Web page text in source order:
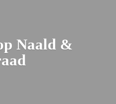
Naald &